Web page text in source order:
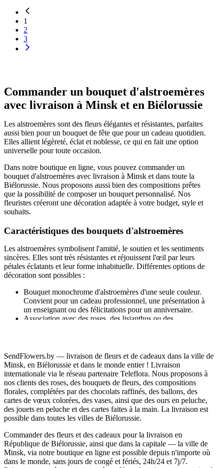
1
2
3
Commander un bouquet d'alstroemères
avec livraison à Minsk et en Biélorussie
Les alstroemères sont des fleurs élégantes et résistantes, parfaites
aussi bien pour un bouquet de fête que pour un cadeau quotidien.
Elles allient légèreté, éclat et noblesse, ce qui en fait une option
universelle pour toute occasion.
Dans notre boutique en ligne, vous pouvez commander un
bouquet d'alstroemères avec livraison à Minsk et dans toute la
Biélorussie. Nous proposons aussi bien des compositions prêtes
que la possibilité de composer un bouquet personnalisé. Nos
fleuristes créeront une décoration adaptée à votre budget, style et
souhaits.
Caractéristiques des bouquets d'alstroemères
Les alstroemères symbolisent l'amitié, le soutien et les sentiments
sincères. Elles sont très résistantes et réjouissent l'œil par leurs
pétales éclatants et leur forme inhabituelle. Différentes options de
décoration sont possibles :
Bouquet monochrome d'alstroemères d'une seule couleur.
Convient pour un cadeau professionnel, une présentation à
un enseignant ou des félicitations pour un anniversaire.
Association avec des roses, des lisianthus ou des
printanière et les couleurs vives rendent le bouquet
mémorable.
Alstroemères aux tons pastel avec ajout de gypsophile. Idéal
pour une déclaration romantique ou comme compliment.
Boîtes et paniers floraux avec alstroemères. Une option
cadeau pratique et élégante.
Décoration en papier kraft, film, tissu, ruban - selon votre
choix.
Nous proposons une décoration de bouquet pour tous les goûts -
du sobre au somptueux. Les alstroemères conservent parfaitement
leur fraîcheur et réjouissent longtemps le destinataire.
SendFlowers.by — livraison de fleurs et de cadeaux dans la ville de
Minsk, en Biélorussie et dans le monde entier ! Livraison
internationale via le réseau partenaire Teleflora. Nous proposons à
nos clients des roses, des bouquets de fleurs, des compositions
florales, complétées par des chocolats raffinés, des ballons, des
cartes de vœux colorées, des vases, ainsi que des ours en peluche,
des jouets en peluche et des cartes faites à la main. La livraison est
possible dans toutes les villes de Biélorussie.
Commander des fleurs et des cadeaux pour la livraison en
République de Biélorussie, ainsi que dans la capitale — la ville de
Minsk, via notre boutique en ligne est possible depuis n'importe où
dans le monde, sans jours de congé et fériés, 24h/24 et 7j/7.